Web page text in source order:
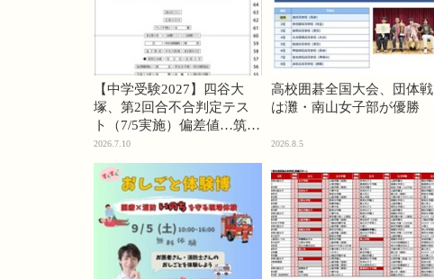
【中学受験2027】四谷大
塚、第2回合不合判定テス
ト（7/5実施）偏差値…筑駒
74・桜蔭70＜PR＞
2026.7.10
高校囲碁全国大会、団体戦
は灘・南山女子部が優勝
2026.8.5